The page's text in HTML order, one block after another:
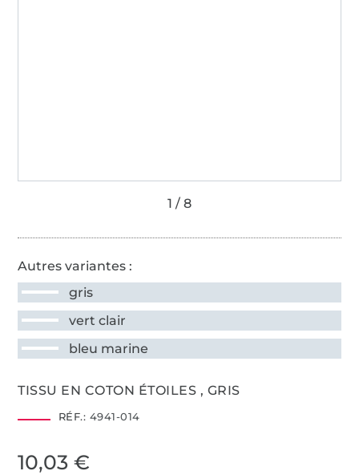
Autres variantes :
gris
vert clair
bleu marine
TISSU EN COTON ÉTOILES , GRIS
RÉF.: 4941-014
10,03 €